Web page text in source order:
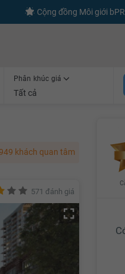
Cộng đồng Môi giới
Phân khúc giá
Tất cả
khách quan tâm
571 đánh giá